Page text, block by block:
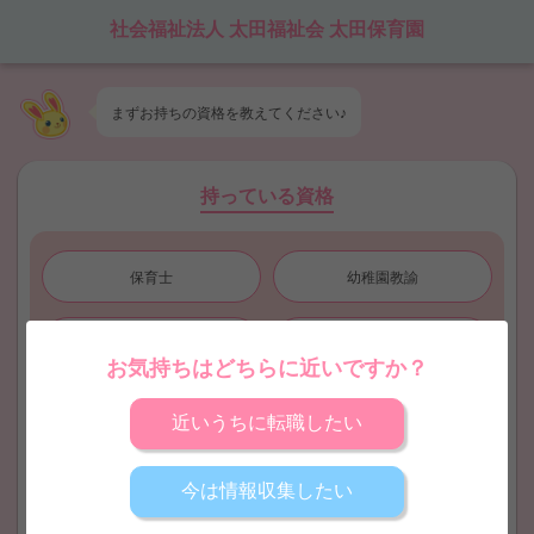
社会福祉法人 太田福祉会 太田保育園
まずお持ちの資格を教えてください♪
持っている資格
保育士 幼稚園教諭
看護師 地域限定保育士
児童指導員 無資格
お気持ちはどちらに近いですか？
近いうちに転職したい
今は情報収集したい